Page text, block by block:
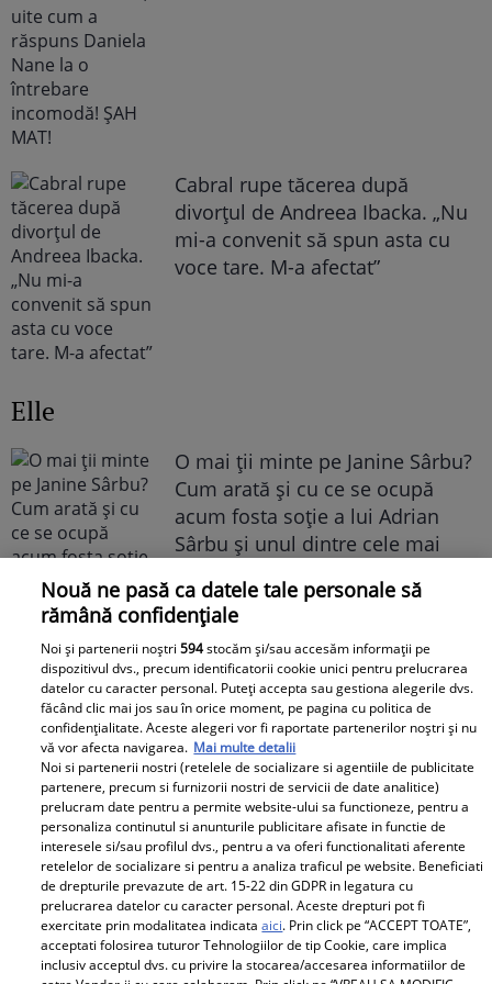
Cabral rupe tăcerea după
divorțul de Andreea Ibacka. „Nu
mi-a convenit să spun asta cu
voce tare. M-a afectat”
Elle
O mai ții minte pe Janine Sârbu?
Cum arată și cu ce se ocupă
acum fosta soție a lui Adrian
Sârbu și unul dintre cele mai
fost decorată recent de
Ministerul Culturii din Franța.
Foto
Noi dezvăluiri despre relația
actuală dintre Andreea Popescu
și Dan Alexa. Relația ei
extraconjugală cu antrenorul a
dus la divorțul de Rareș Cojoc,
Nouă ne pasă ca datele tale personale să
rămână confidențiale
Noi și partenerii noștri594stocăm și/sau accesăm informații pe
dispozitivul dvs., precum identificatorii cookie unici pentru prelucrarea
datelor cu caracter personal. Puteți accepta sau gestiona alegerile dvs.
făcând clic mai jos sau în orice moment, pe pagina cu politica de
confidențialitate. Aceste alegeri vor fi raportate partenerilor noștri și nu
vă vor afecta navigarea. Mai multe detalii
Noi si partenerii nostri (retelele de socializare si agentiile de publicitate
partenere, precum si furnizorii nostri de servicii de date analitice)
prelucram date pentru a permite website-ului sa functioneze, pentru a
personaliza continutul si anunturile publicitare afisate in functie de
interesele si/sau profilul dvs., pentru a va oferi functionalitati aferente
retelelor de socializare si pentru a analiza traficul pe website. Beneficiati
de drepturile prevazute de art. 15-22 din GDPR in legatura cu
prelucrarea datelor cu caracter personal. Aceste drepturi pot fi
exercitate prin modalitatea indicataaici. Prin click pe “ACCEPT TOATE”,
acceptati folosirea tuturor Tehnologiilor de tip Cookie, care implica
inclusiv acceptul dvs. cu privire la stocarea/accesarea informatiilor de